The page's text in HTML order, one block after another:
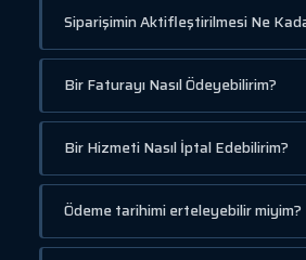
Siparişimin Aktifleştirilmesi Ne
Bir Faturayı Nasıl Ödeyebilirim?
Bir Hizmeti Nasıl İptal Edebilirim?
Ödeme tarihimi erteleyebilir miyim?